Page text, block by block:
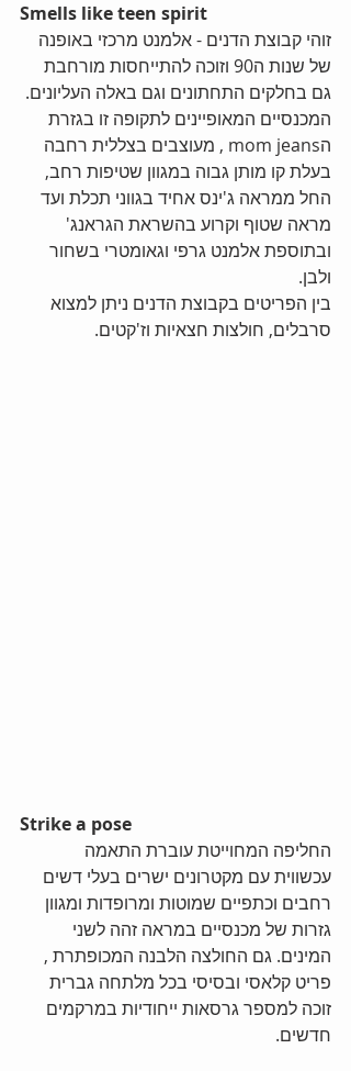
Smells like teen spirit
זוהי קבוצת הדנים - אלמנט מרכזי באופנה
של שנות ה90 וזוכה להתייחסות מורחבת
גם בחלקים התחתונים וגם באלה העליונים.
המכנסיים המאופיינים לתקופה זו בגזרת
הmom jeans , מעוצבים בצללית רחבה
בעלת קו מותן גבוה במגוון שטיפות רחב,
החל ממראה ג'ינס אחיד בגווני תכלת ועד
מראה שטוף וקרוע בהשראת הגראנג'
ובתוספת אלמנט גרפי וגאומטרי בשחור
ולבן.
בין הפריטים בקבוצת הדנים ניתן למצוא
סרבלים, חולצות חצאיות וז'קטים.
Strike a pose
החליפה המחוייטת עוברת התאמה
עכשווית עם מקטרונים ישרים בעלי דשים
רחבים וכתפיים שמוטות ומרופדות ומגוון
גזרות של מכנסיים במראה זהה לשני
המינים. גם החולצה הלבנה המכופתרת ,
פריט קלאסי ובסיסי בכל מלתחה גברית
זוכה למספר גרסאות ייחודיות במרקמים
חדשים.